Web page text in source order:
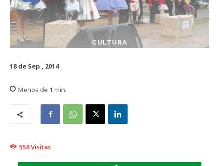
CULTURA
18 de Sep , 2014
Menos de 1 min.
558Visitas